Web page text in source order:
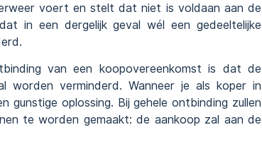
voert en stelt dat niet is voldaan aan de
in een dergelijk geval wél een gedeeltelijke
van een koopovereenkomst is dat de
worden verminderd. Wanneer je als koper in
gunstige oplossing. Bij gehele ontbinding zullen
te worden gemaakt: de aankoop zal aan de